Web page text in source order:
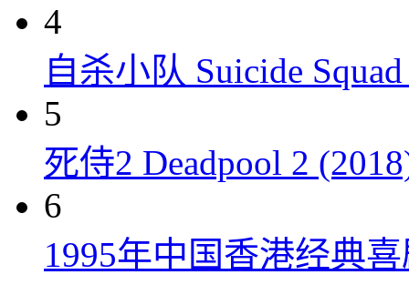
4
自杀小队 Suicide
5
死侍2 Deadpool 2
6
1995年中国香港经典